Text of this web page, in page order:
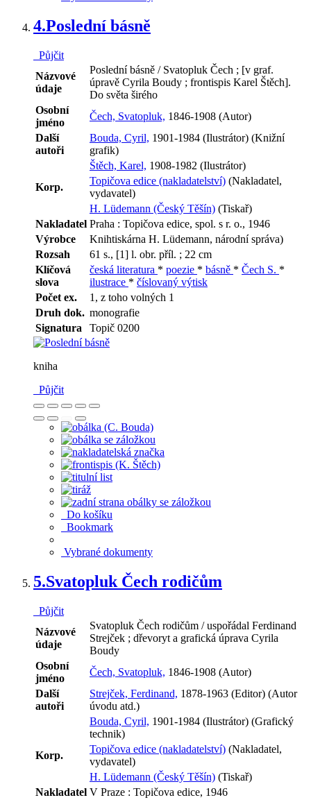
4.Poslední básně
Půjčit
Názvové
údaje
Poslední básně / Svatopluk Čech ; [v graf.
úpravě Cyrila Boudy ; frontispis Karel Štěch].
Do světa širého
Osobní
jméno
Čech, Svatopluk, 1846-1908 (Autor)
Další
autoři
Bouda, Cyril, 1901-1984 (Ilustrátor) (Knižní
grafik)
Štěch, Karel, 1908-1982 (Ilustrátor)
Korp.
Topičova edice (nakladatelství) (Nakladatel,
vydavatel)
H. Lüdemann (Český Těšín) (Tiskař)
Nakladatel Praha : Topičova edice, spol. s r. o., 1946
Výrobce
Knihtiskárna H. Lüdemann, národní správa)
Rozsah
61 s., [1] l. obr. příl. ; 22 cm
Klíčová
slova
česká literatura * poezie * básně * Čech S. *
ilustrace * číslovaný výtisk
Počet ex.
1, z toho volných 1
Druh dok. monografie
Signatura
Topič 0200
kniha
Půjčit
Do košíku
Bookmark
Vybrané dokumenty
5.Svatopluk Čech rodičům
Půjčit
Názvové
údaje
Svatopluk Čech rodičům / uspořádal Ferdinand
Strejček ; dřevoryt a grafická úprava Cyrila
Boudy
Osobní
jméno
Čech, Svatopluk, 1846-1908 (Autor)
Další
autoři
Strejček, Ferdinand, 1878-1963 (Editor) (Autor
úvodu atd.)
Bouda, Cyril, 1901-1984 (Ilustrátor) (Grafický
technik)
Korp.
Topičova edice (nakladatelství) (Nakladatel,
vydavatel)
H. Lüdemann (Český Těšín) (Tiskař)
Nakladatel V Praze : Topičova edice, 1946